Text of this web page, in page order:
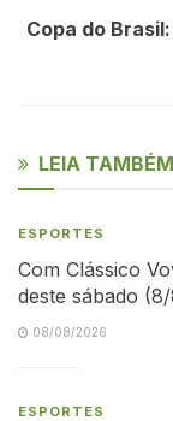
Copa do
LEIA TAMBÉM
ESPORTES
Com Clássico
deste sábado
08/08/2026
ESPORTES